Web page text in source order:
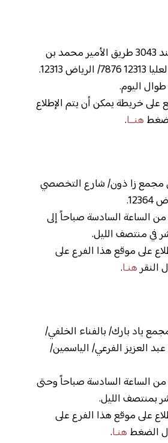
يقع هذا الفرع عند 3043 طريق الأمير محمد بن
12313.
اليوم.
على خريطة يمكن أن يتم الإطلاع
هنــا.
مجمع زا ذون/ شارع التخصصي
الساعة السادسة صباحاً إلى
في منتصف الليل.
على موقع هذا الفرع على
النقرهنـا.
ياد بارك/ بالفناء الخلفي/
العزيز الفرعي/ الياسمين/
الساعة السادسة صباحاً وحتى
بمنتصف الليل.
على موقع هذا الفرع على
الضغطهنـا.